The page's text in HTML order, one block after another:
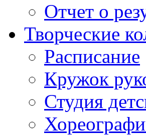
Отчет о
Творческие
Расписание
Кружок
Студия